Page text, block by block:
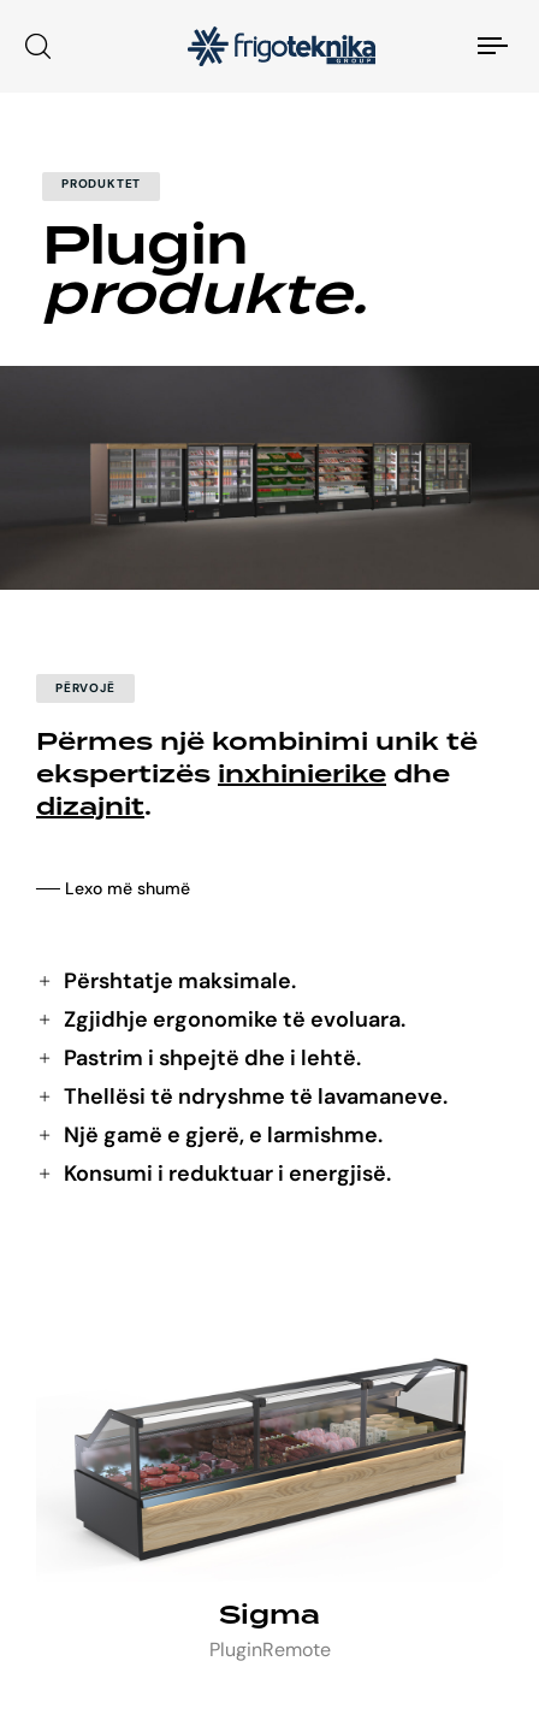
PRODUKTET
Plugin
produkte.
PËRVOJË
Përmes një kombinimi unik të
ekspertizësinxhinierike dhe
dizajnit.
── Lexo më shumë
Përshtatje maksimale.
Zgjidhje ergonomike të evoluara.
Pastrim i shpejtë dhe i lehtë.
Thellësi të ndryshme të lavamaneve.
Një gamë e gjerë, e larmishme.
Konsumi i reduktuar i energjisë.
Sigma
PluginRemote